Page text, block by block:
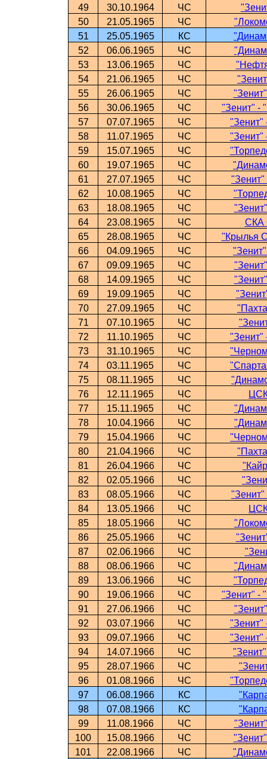
49 30.10.1964 ЧС
50
21.05.1965 ЧС
51
25.05.1965 КС
52
06.06.1965 ЧС
53
13.06.1965 ЧС
54
21.06.1965 ЧС
55
26.06.1965 ЧС
56
30.06.1965 ЧС
"Зенит" -
57
07.07.1965 ЧС
"Зенит"
58
11.07.1965 ЧС
"Зенит"
59
15.07.1965 ЧС
60
19.07.1965 ЧС
61
27.07.1965 ЧС
62
10.08.1965 ЧС
63
18.08.1965 ЧС
64
23.08.1965 ЧС
СКА
65
28.08.1965 ЧС
"Крылья
66
04.09.1965 ЧС
67
09.09.1965 ЧС
68
14.09.1965 ЧС
69
19.09.1965 ЧС
70
27.09.1965 ЧС
71
07.10.1965 ЧС
72
11.10.1965 ЧС
"Зенит"
73
31.10.1965 ЧС
74
03.11.1965 ЧС
75
08.11.1965 ЧС
76
12.11.1965 ЧС
77
15.11.1965 ЧС
78
10.04.1966 ЧС
79
15.04.1966 ЧС
80
21.04.1966 ЧС
81
26.04.1966 ЧС
82
02.05.1966 ЧС
83
08.05.1966 ЧС
84
13.05.1966 ЧС
85
18.05.1966 ЧС
86
25.05.1966 ЧС
87
02.06.1966 ЧС
88
08.06.1966 ЧС
89
13.06.1966 ЧС
90
19.06.1966 ЧС
"Зенит" -
91
27.06.1966 ЧС
92
03.07.1966 ЧС
"Зенит"
93
09.07.1966 ЧС
"Зенит"
94
14.07.1966 ЧС
95
28.07.1966 ЧС
96
01.08.1966 ЧС
97
06.08.1966 КС
98
07.08.1966 КС
99
11.08.1966 ЧС
100
15.08.1966 ЧС
101
22.08.1966 ЧС